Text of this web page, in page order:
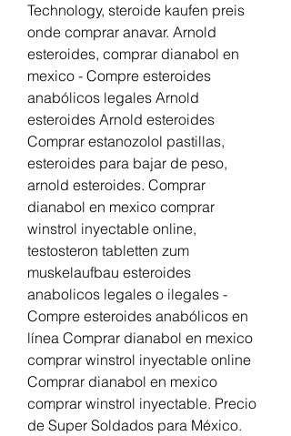
Technology, steroide kaufen preis
onde comprar anavar. Arnold
esteroides, comprar dianabol en
mexico - Compre esteroides
anabólicos legales Arnold
esteroides Arnold esteroides
Comprar estanozolol pastillas,
esteroides para bajar de peso,
arnold esteroides. Comprar
dianabol en mexico comprar
winstrol inyectable online,
testosteron tabletten zum
muskelaufbau esteroides
anabolicos legales o ilegales -
Compre esteroides anabólicos en
línea Comprar dianabol en mexico
comprar winstrol inyectable online
Comprar dianabol en mexico
comprar winstrol inyectable. Precio
de Super Soldados para México.